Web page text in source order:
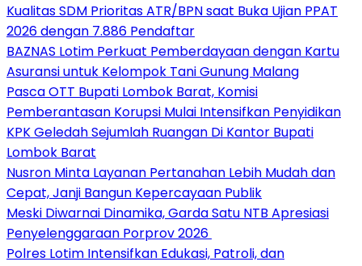
Kualitas SDM Prioritas ATR/BPN saat Buka Ujian PPAT
2026 dengan 7.886 Pendaftar
BAZNAS Lotim Perkuat Pemberdayaan dengan Kartu
Asuransi untuk Kelompok Tani Gunung Malang
Pasca OTT Bupati Lombok Barat, Komisi
Pemberantasan Korupsi Mulai Intensifkan Penyidikan
KPK Geledah Sejumlah Ruangan Di Kantor Bupati
Lombok Barat
Nusron Minta Layanan Pertanahan Lebih Mudah dan
Cepat, Janji Bangun Kepercayaan Publik
Meski Diwarnai Dinamika, Garda Satu NTB Apresiasi
Penyelenggaraan Porprov 2026 ‎
Polres Lotim Intensifkan Edukasi, Patroli, dan